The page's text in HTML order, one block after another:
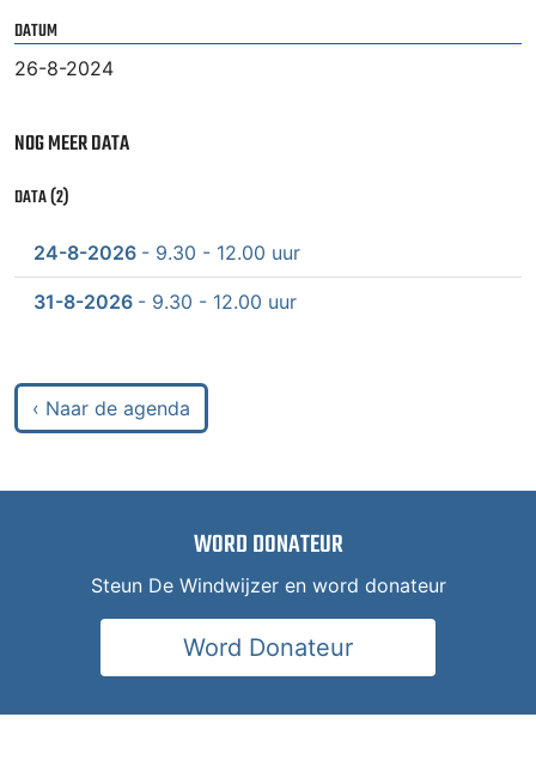
DATUM
26-8-2024
NOG MEER DATA
DATA (2)
24-8-2026 - 9.30 - 12.00 uur
31-8-2026 - 9.30 - 12.00 uur
‹ Naar de agenda
WORD DONATEUR
Steun De Windwijzer en word donateur
Word Donateur